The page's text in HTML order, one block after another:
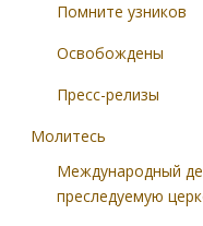
Помните узников
Освобождены
Пресс-релизы
Молитесь
Международный
преследуемую